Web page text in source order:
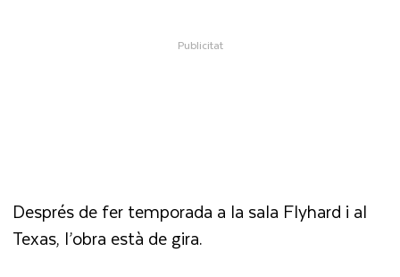
Després de fer temporada a la sala Flyhard i al
Texas, l’obra està de gira.